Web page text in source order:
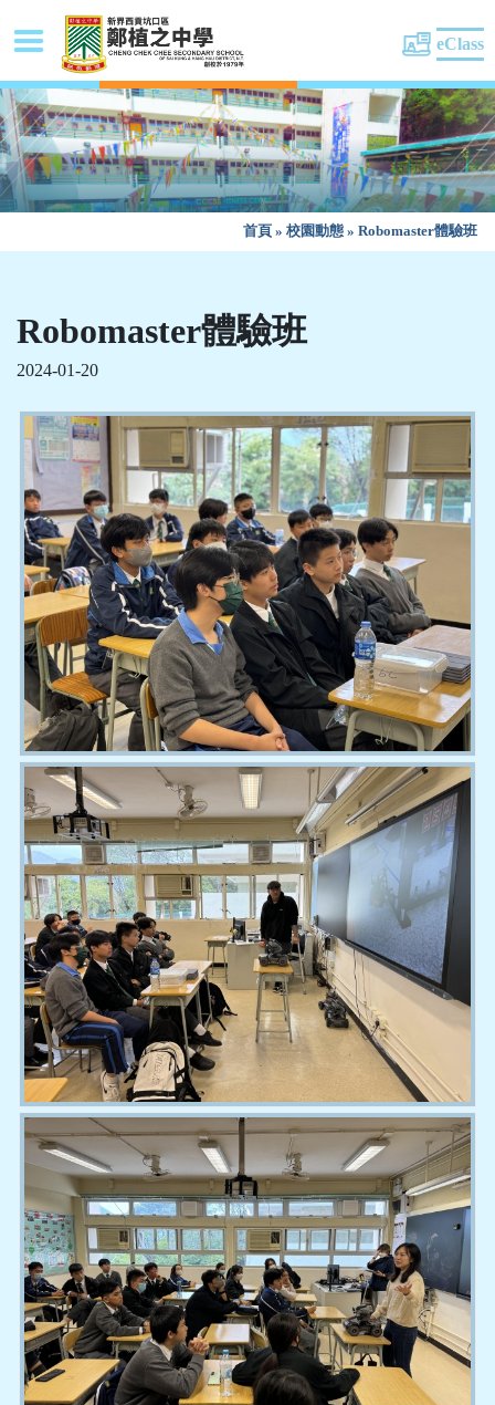
eClass
首頁 » 校園動態 » Robomaster體驗班
Robomaster體驗班
2024-01-20